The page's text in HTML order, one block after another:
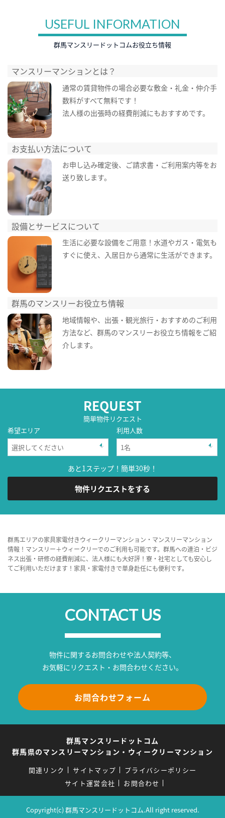
USEFUL INFORMATION
群馬マンスリードットコムお役立ち情報
マンスリーマンションとは？
通常の賃貸物件の場合必要な敷金・礼金・仲介手
数料がすべて無料です！
法人様の出張時の経費削減にもおすすめです。
お支払い方法について
お申し込み確定後、ご請求書・ご利用案内等をお
送り致します。
設備とサービスについて
生活に必要な設備をご用意！水道やガス・電気も
すぐに使え、入居日から通常に生活ができます。
群馬のマンスリーお役立ち情報
地域情報や、出張・観光旅行・おすすめのご利用
方法など、群馬のマンスリーお役立ち情報をご紹
介します。
REQUEST
簡単物件リクエスト
希望エリア
利用人数
あと1ステップ！簡単30秒！
物件リクエストをする
群馬エリアの家具家電付きウィークリーマンション・マンスリーマンション
情報！マンスリー＋ウィークリーでのご利用も可能です。群馬への連泊・ビジ
ネス出張・研修の経費削減に、法人様にも大好評！寮・社宅としても安心し
てご利用いただけます！家具・家電付きで単身赴任にも便利です。
CONTACT US
物件に関するお問合わせや法人契約等、
お気軽にリクエスト・お問合わせください。
お問合わせフォーム
群馬マンスリードットコム
群馬県のマンスリーマンション・ウィークリーマンション
関連リンク サイトマップ
プライバシーポリシー
サイト運営会社
お問合わせ
Copyright(c) 群馬マンスリードットコム.All right reserved.